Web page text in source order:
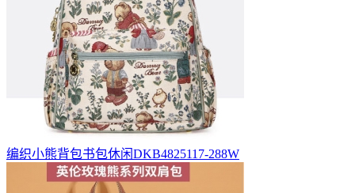
编织小熊背包书包休闲DKB4825117-288W